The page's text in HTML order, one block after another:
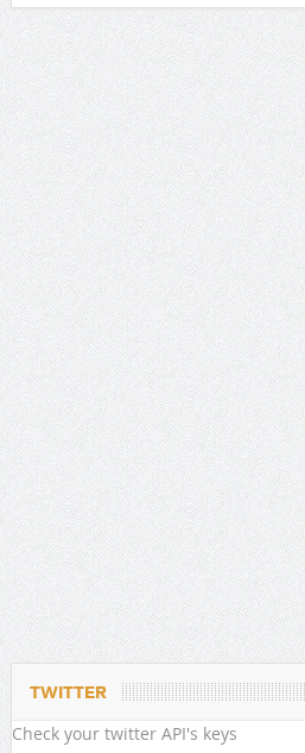
TWITTER
Check your twitter API's keys